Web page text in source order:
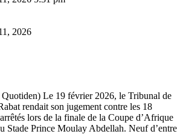
2026
Le 19 février 2026, le Tribunal de
rendait son jugement contre les 18
lors de la finale de la Coupe d’Afrique
Stade Prince Moulay Abdellah. Neuf d’entre